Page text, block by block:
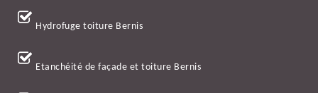
Hydrofuge toiture Bernis
Etanchéité de façade et toiture Bernis